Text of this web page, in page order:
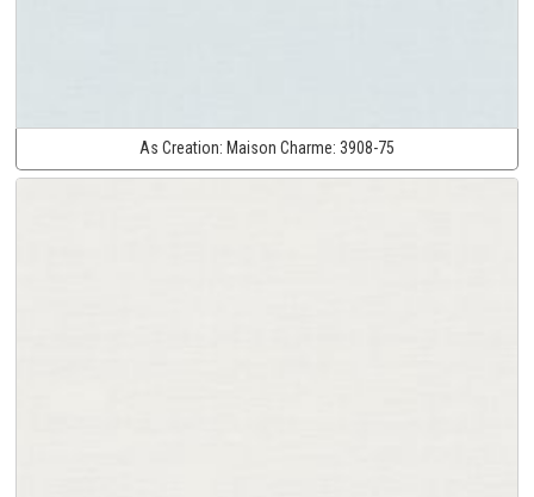
As Creation: Maison Charme: 3908-75